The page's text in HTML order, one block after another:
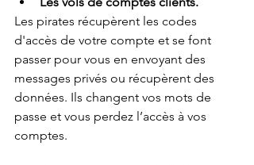
Les pirates récupèrent les codes
d'accès de votre compte et se font
passer pour vous en envoyant des
messages privés ou récupèrent des
données. Ils changent vos mots de
passe et vous perdez l’accès à vos
comptes.